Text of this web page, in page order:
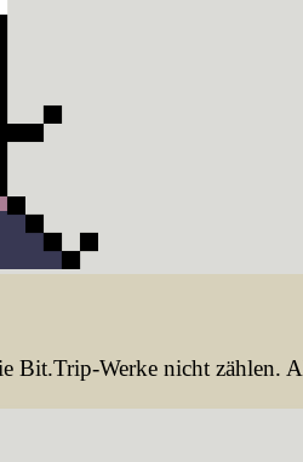
Bit.Trip-Werke nicht zählen.